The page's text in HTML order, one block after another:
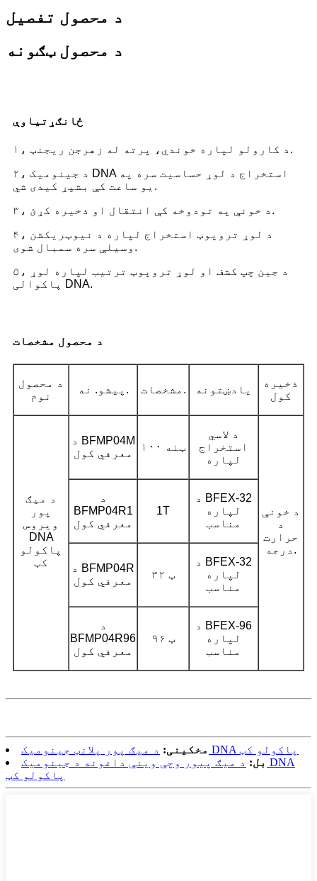
د محصول تفصیل
د محصول ټګونه
ځانګړتیاوې
۱، د کارولو لپاره خوندي، پرته له زهرجن ریجنټ.
۲، د جینومیک DNA استخراج د لوړ حساسیت سره په
یو ساعت کې بشپړ کیدی شي.
۳، د خونې په تودوخه کې انتقال او ذخیره کړئ.
۴، د لوړ تروپوټ استخراج لپاره د نیوټریکشن
وسیلې سره سمبال شوی.
۵، د جین چپ کشف او لوړ تروپوټ ترتیب لپاره لوړ
پاکوالی DNA.
د محصول مشخصات
د محصول
نوم
پیشو. نه. مشخصات. یادښتونه
ذخیره
کول
د میګ
پور
ویروس
DNA
پاکولو
کټ
د BFMP04M
معرفي کول
۱۰۰ ټنه
د لاسي
استخراج
لپاره
د خونې
د
حرارت
درجه.
د
BFMP04R1
معرفي کول
1T
د BFEX-32
لپاره
مناسب
د BFMP04R
معرفي کول
۳۲ ټ
د BFEX-32
لپاره
مناسب
د
BFMP04R96
معرفي کول
۹۶ ټ
د BFEX-96
لپاره
مناسب
مخکینی:
د میګ پور پلانټ جینومیک DNA پاکولو کټ
بل: د میګ پیور وچې وینې داغونه د جینومیک DNA
پاکولو کټ